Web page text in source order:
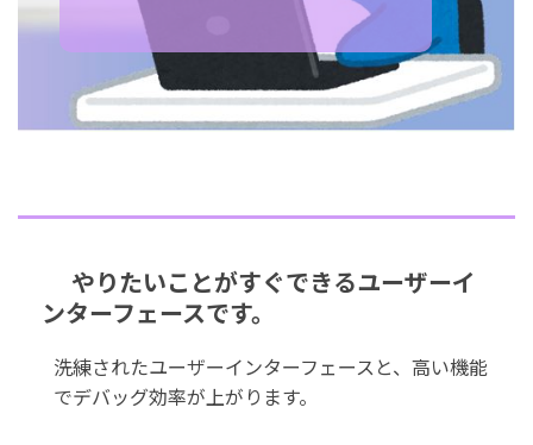
やりたいことがすぐできるユーザーイ
ンターフェースです。
洗練されたユーザーインターフェースと、高い機能
でデバッグ効率が上がります。